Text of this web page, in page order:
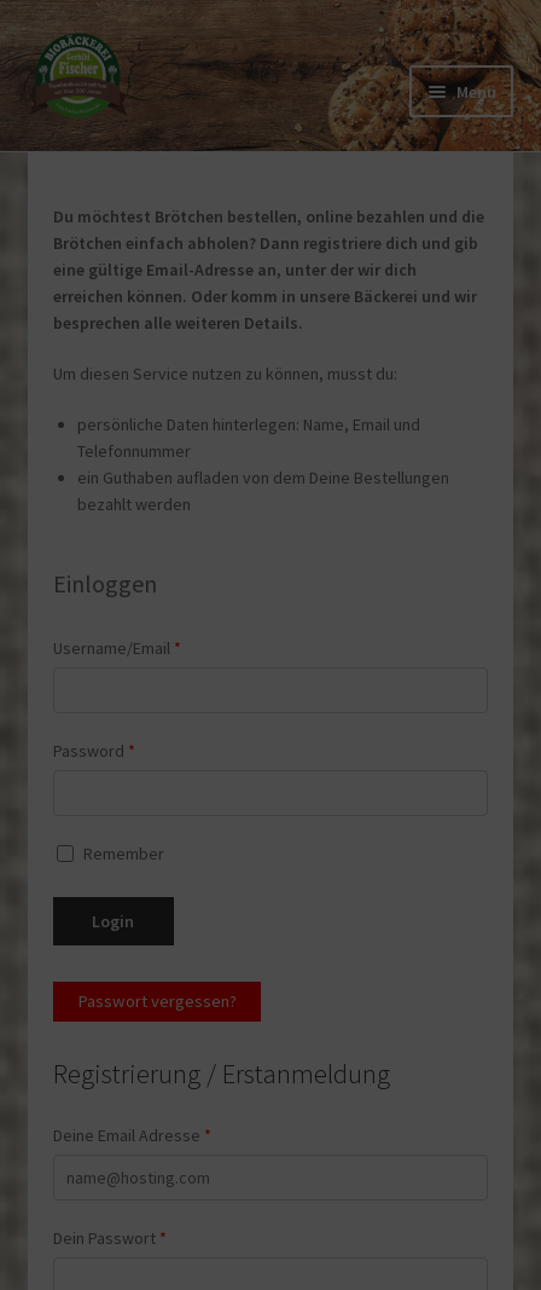
Zur
Navigation
springen
Zum
Inhalt
springen
Menü
Bestellung aufgeben
Login / Konto
öffnen
Du möchtest Brötchen bestellen, online bezahlen und die
Brötchen einfach abholen? Dann registriere dich und gib
eine gültige Email-Adresse an, unter der wir dich
erreichen können. Oder komm in unsere Bäckerei und wir
besprechen alle weiteren Details.
Um diesen Service nutzen zu können, musst du:
persönliche Daten hinterlegen: Name, Email und
Telefonnummer
ein Guthaben aufladen von dem Deine Bestellungen
bezahlt werden
Username/Email *
Password *
Remember
Login
Passwort vergessen?
Registrierung / Erstanmeldung
Deine Email Adresse *
Dein Passwort *